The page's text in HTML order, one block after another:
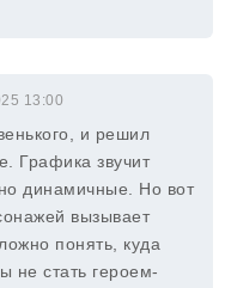
13:00
и решил
Графика звучит
динамичные. Но вот
вызывает
понять, куда
не стать героем-